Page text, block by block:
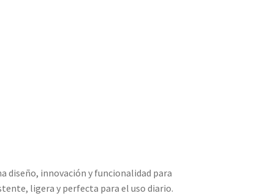
diseño, innovación y funcionalidad para
ligera y perfecta para el uso diario.